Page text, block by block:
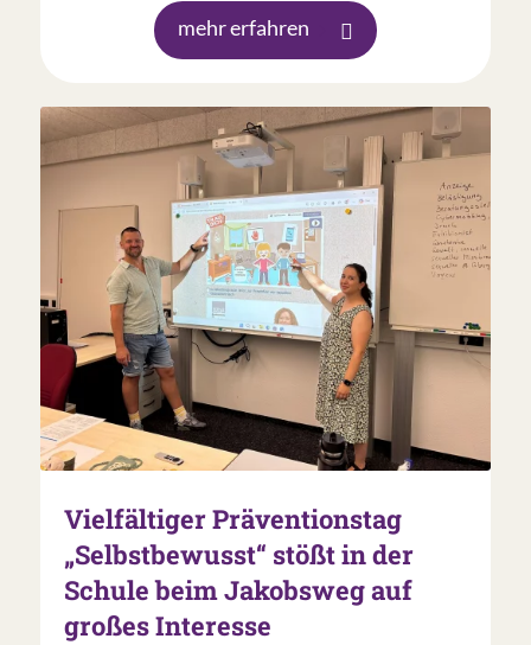
mehr erfahren
Vielfältiger Präventionstag
„Selbstbewusst“ stößt in der
Schule beim Jakobsweg auf
großes Interesse